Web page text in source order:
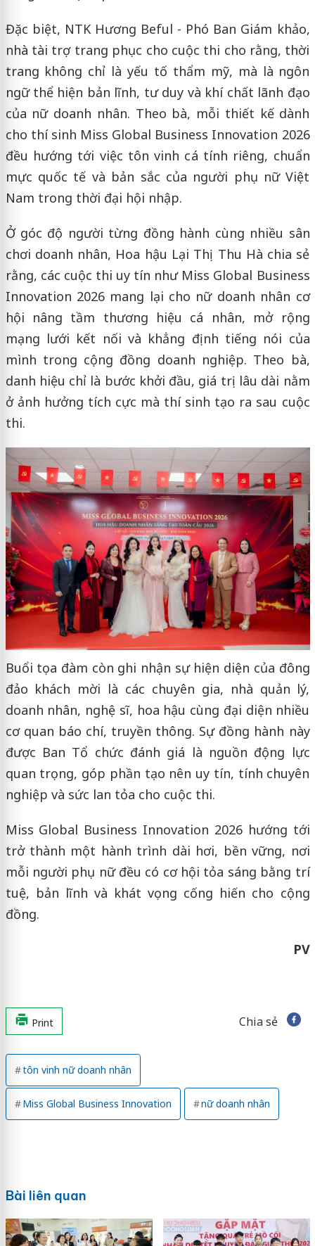
Đặc biệt, NTK Hương Beful - Phó Ban Giám khảo,
nhà tài trợ trang phục cho cuộc thi cho rằng, thời
trang không chỉ là yếu tố thẩm mỹ, mà là ngôn
ngữ thể hiện bản lĩnh, tư duy và khí chất lãnh đạo
của nữ doanh nhân. Theo bà, mỗi thiết kế dành
cho thí sinh Miss Global Business Innovation 2026
đều hướng tới việc tôn vinh cá tính riêng, chuẩn
mực quốc tế và bản sắc của người phụ nữ Việt
Nam trong thời đại hội nhập.
Ở góc độ người từng đồng hành cùng nhiều sân
chơi doanh nhân, Hoa hậu Lại Thị Thu Hà chia sẻ
rằng, các cuộc thi uy tín như Miss Global Business
Innovation 2026 mang lại cho nữ doanh nhân cơ
hội nâng tầm thương hiệu cá nhân, mở rộng
mạng lưới kết nối và khẳng định tiếng nói của
mình trong cộng đồng doanh nghiệp. Theo bà,
danh hiệu chỉ là bước khởi đầu, giá trị lâu dài nằm
ở ảnh hưởng tích cực mà thí sinh tạo ra sau cuộc
thi.
Buổi tọa đàm còn ghi nhận sự hiện diện của đông
đảo khách mời là các chuyên gia, nhà quản lý,
doanh nhân, nghệ sĩ, hoa hậu cùng đại diện nhiều
cơ quan báo chí, truyền thông. Sự đồng hành này
được Ban Tổ chức đánh giá là nguồn động lực
quan trọng, góp phần tạo nên uy tín, tính chuyên
nghiệp và sức lan tỏa cho cuộc thi.
Miss Global Business Innovation 2026 hướng tới
trở thành một hành trình dài hơi, bền vững, nơi
mỗi người phụ nữ đều có cơ hội tỏa sáng bằng trí
tuệ, bản lĩnh và khát vọng cống hiến cho cộng
đồng.
PV
Print Chia sẻ
tôn vinh nữ doanh nhân
Miss Global Business Innovation nữ doanh nhân
Bài liên quan